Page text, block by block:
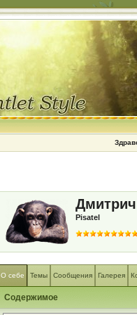
Дмитрич
Pisatel
О себе Темы Сообщения Галерея
Содержимое